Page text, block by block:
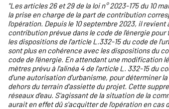
"Les articles 26 et 29 de la loi n° 2023-175 du 10
la prise en charge de la part de contribution
l'opération. Depuis le 10 septembre 2023, il
contribution prévue dans le code de l'énergie
les dispositions de l'article L.332-15 du code de
sont plus en cohérence avec les dispositions du
code de l'énergie. En attendant une modification
mètres prévu à l'alinéa 4 de l'article L. 332-15 du
d'une autorisation d'urbanisme, pour déterminer
dehors du terrain d'assiette du projet. Cette
réseaux d'eau. S'agissant de la situation de la
aurait en effet dû s'acquitter de l'opération en cas